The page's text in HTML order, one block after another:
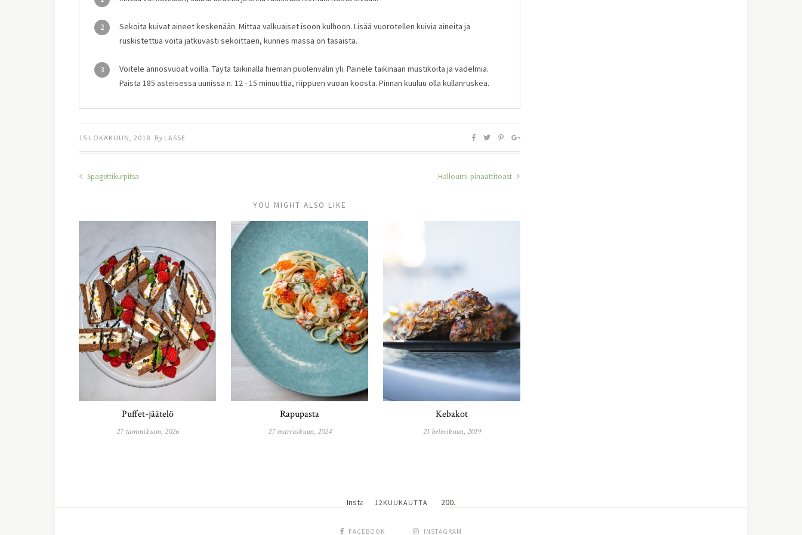
2
Sekoita kuivat aineet keskenään. Mittaa valkuaiset isoon kulhoon. Lisää vuorotellen kuivia aineita ja
ruskistettua voita jatkuvasti sekoittaen, kunnes massa on tasaista.
3
Voitele annosvuoat voilla. Täytä taikinalla hieman puolenvälin yli. Painele taikinaan mustikoita ja vadelmia.
Paista 185 asteisessa uunissa n. 12 - 15 minuuttia, riippuen vuoan koosta. Pinnan kuuluu olla kullanruskea.
15 LOKAKUUN, 2018 By LASSE
Spagettikurpitsa Halloumi-pinaattitoast
YOU MIGHT ALSO LIKE
Puffet-jäätelö
27 tammikuun, 2026
Rapupasta
27 marraskuun, 2024
Kebakot
21 helmikuun, 2019
12KUUKAUTTA
Instagram did not return a 200.
FACEBOOK INSTAGRAM